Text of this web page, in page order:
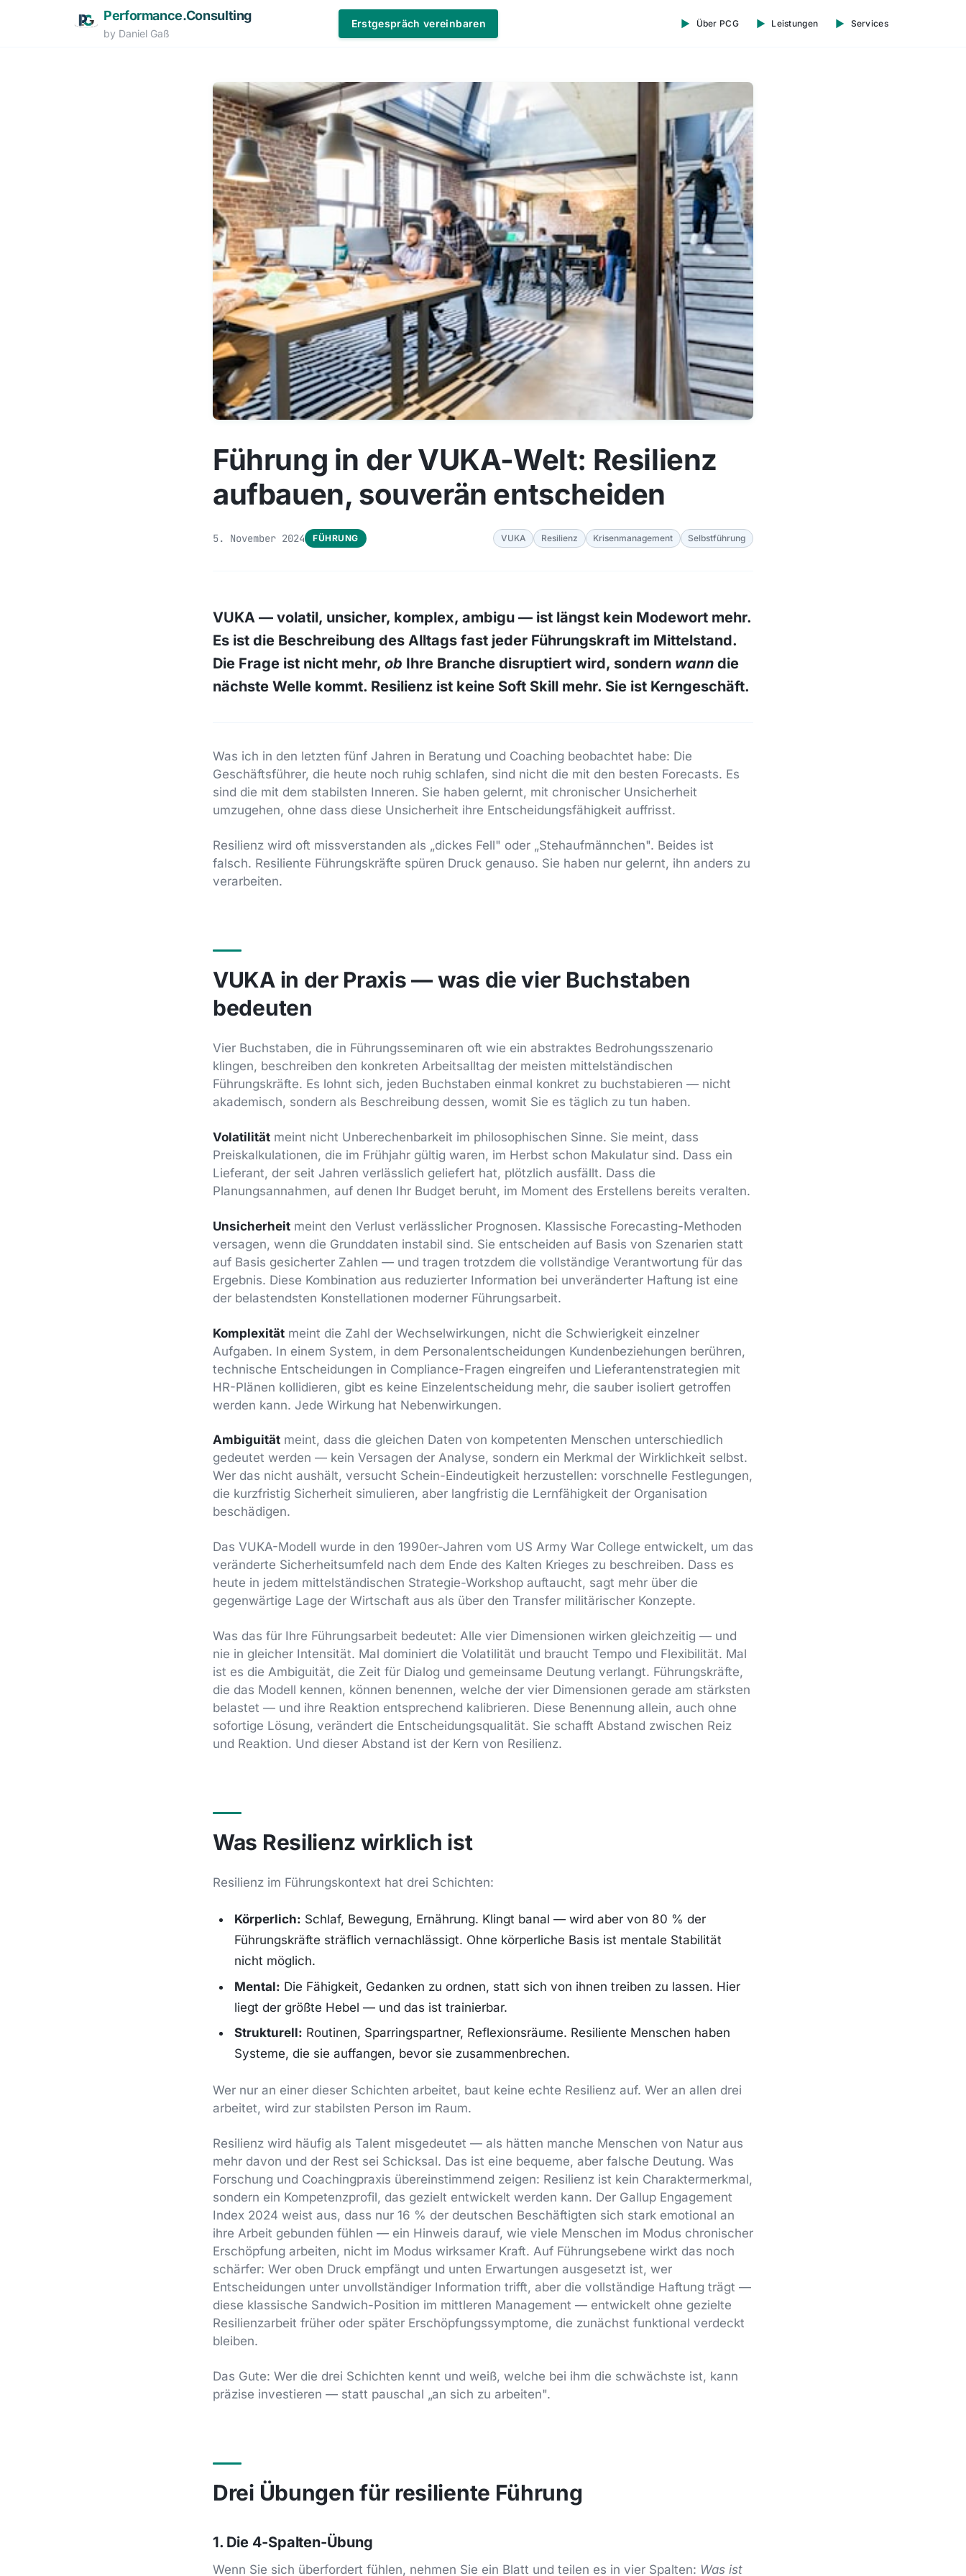
Performance.Consulting
by Daniel Gaß
Erstgespräch vereinbaren Über PCG Leistungen Services
Führung in der VUKA-Welt: Resilienz
aufbauen, souverän entscheiden
5. November 2024 FÜHRUNG VUKA Resilienz Krisenmanagement Selbstführung
VUKA — volatil, unsicher, komplex, ambigu — ist längst kein Modewort mehr.
Es ist die Beschreibung des Alltags fast jeder Führungskraft im Mittelstand.
Die Frage ist nicht mehr, ob Ihre Branche disruptiert wird, sondern wann die
nächste Welle kommt. Resilienz ist keine Soft Skill mehr. Sie ist Kerngeschäft.
Was ich in den letzten fünf Jahren in Beratung und Coaching beobachtet habe: Die
Geschäftsführer, die heute noch ruhig schlafen, sind nicht die mit den besten Forecasts. Es
sind die mit dem stabilsten Inneren. Sie haben gelernt, mit chronischer Unsicherheit
umzugehen, ohne dass diese Unsicherheit ihre Entscheidungsfähigkeit auffrisst.
Resilienz wird oft missverstanden als „dickes Fell" oder „Stehaufmännchen". Beides ist
falsch. Resiliente Führungskräfte spüren Druck genauso. Sie haben nur gelernt, ihn anders zu
verarbeiten.
VUKA in der Praxis — was die vier Buchstaben
bedeuten
Vier Buchstaben, die in Führungsseminaren oft wie ein abstraktes Bedrohungsszenario
klingen, beschreiben den konkreten Arbeitsalltag der meisten mittelständischen
Führungskräfte. Es lohnt sich, jeden Buchstaben einmal konkret zu buchstabieren — nicht
akademisch, sondern als Beschreibung dessen, womit Sie es täglich zu tun haben.
Volatilität meint nicht Unberechenbarkeit im philosophischen Sinne. Sie meint, dass
Preiskalkulationen, die im Frühjahr gültig waren, im Herbst schon Makulatur sind. Dass ein
Lieferant, der seit Jahren verlässlich geliefert hat, plötzlich ausfällt. Dass die
Planungsannahmen, auf denen Ihr Budget beruht, im Moment des Erstellens bereits veralten.
Unsicherheit meint den Verlust verlässlicher Prognosen. Klassische Forecasting-Methoden
versagen, wenn die Grunddaten instabil sind. Sie entscheiden auf Basis von Szenarien statt
auf Basis gesicherter Zahlen — und tragen trotzdem die vollständige Verantwortung für das
Ergebnis. Diese Kombination aus reduzierter Information bei unveränderter Haftung ist eine
der belastendsten Konstellationen moderner Führungsarbeit.
Komplexität meint die Zahl der Wechselwirkungen, nicht die Schwierigkeit einzelner
Aufgaben. In einem System, in dem Personalentscheidungen Kundenbeziehungen berühren,
technische Entscheidungen in Compliance-Fragen eingreifen und Lieferantenstrategien mit
HR-Plänen kollidieren, gibt es keine Einzelentscheidung mehr, die sauber isoliert getroffen
werden kann. Jede Wirkung hat Nebenwirkungen.
Ambiguität meint, dass die gleichen Daten von kompetenten Menschen unterschiedlich
gedeutet werden — kein Versagen der Analyse, sondern ein Merkmal der Wirklichkeit selbst.
Wer das nicht aushält, versucht Schein-Eindeutigkeit herzustellen: vorschnelle Festlegungen,
die kurzfristig Sicherheit simulieren, aber langfristig die Lernfähigkeit der Organisation
beschädigen.
Das VUKA-Modell wurde in den 1990er-Jahren vom US Army War College entwickelt, um das
veränderte Sicherheitsumfeld nach dem Ende des Kalten Krieges zu beschreiben. Dass es
heute in jedem mittelständischen Strategie-Workshop auftaucht, sagt mehr über die
gegenwärtige Lage der Wirtschaft aus als über den Transfer militärischer Konzepte.
Was das für Ihre Führungsarbeit bedeutet: Alle vier Dimensionen wirken gleichzeitig — und
nie in gleicher Intensität. Mal dominiert die Volatilität und braucht Tempo und Flexibilität. Mal
ist es die Ambiguität, die Zeit für Dialog und gemeinsame Deutung verlangt. Führungskräfte,
die das Modell kennen, können benennen, welche der vier Dimensionen gerade am stärksten
belastet — und ihre Reaktion entsprechend kalibrieren. Diese Benennung allein, auch ohne
sofortige Lösung, verändert die Entscheidungsqualität. Sie schafft Abstand zwischen Reiz
und Reaktion. Und dieser Abstand ist der Kern von Resilienz.
Was Resilienz wirklich ist
Resilienz im Führungskontext hat drei Schichten:
Körperlich: Schlaf, Bewegung, Ernährung. Klingt banal — wird aber von 80 % der
Führungskräfte sträflich vernachlässigt. Ohne körperliche Basis ist mentale Stabilität
nicht möglich.
Mental: Die Fähigkeit, Gedanken zu ordnen, statt sich von ihnen treiben zu lassen. Hier
liegt der größte Hebel — und das ist trainierbar.
Strukturell: Routinen, Sparringspartner, Reflexionsräume. Resiliente Menschen haben
Systeme, die sie auffangen, bevor sie zusammenbrechen.
Wer nur an einer dieser Schichten arbeitet, baut keine echte Resilienz auf. Wer an allen drei
arbeitet, wird zur stabilsten Person im Raum.
Resilienz wird häufig als Talent misgedeutet — als hätten manche Menschen von Natur aus
mehr davon und der Rest sei Schicksal. Das ist eine bequeme, aber falsche Deutung. Was
Forschung und Coachingpraxis übereinstimmend zeigen: Resilienz ist kein Charaktermerkmal,
sondern ein Kompetenzprofil, das gezielt entwickelt werden kann. Der Gallup Engagement
Index 2024 weist aus, dass nur 16 % der deutschen Beschäftigten sich stark emotional an
ihre Arbeit gebunden fühlen — ein Hinweis darauf, wie viele Menschen im Modus chronischer
Erschöpfung arbeiten, nicht im Modus wirksamer Kraft. Auf Führungsebene wirkt das noch
schärfer: Wer oben Druck empfängt und unten Erwartungen ausgesetzt ist, wer
Entscheidungen unter unvollständiger Information trifft, aber die vollständige Haftung trägt —
diese klassische Sandwich-Position im mittleren Management — entwickelt ohne gezielte
Resilienzarbeit früher oder später Erschöpfungssymptome, die zunächst funktional verdeckt
bleiben.
Das Gute: Wer die drei Schichten kennt und weiß, welche bei ihm die schwächste ist, kann
präzise investieren — statt pauschal „an sich zu arbeiten".
Drei Übungen für resiliente Führung
1. Die 4-Spalten-Übung
Wenn Sie sich überfordert fühlen, nehmen Sie ein Blatt und teilen es in vier Spalten: Was ist